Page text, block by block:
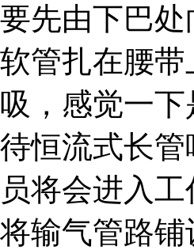
先由下巴
管扎在腰
，感觉一
恒流式长
将会进入
输气管路